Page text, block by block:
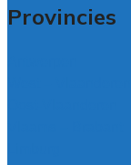
Provincies